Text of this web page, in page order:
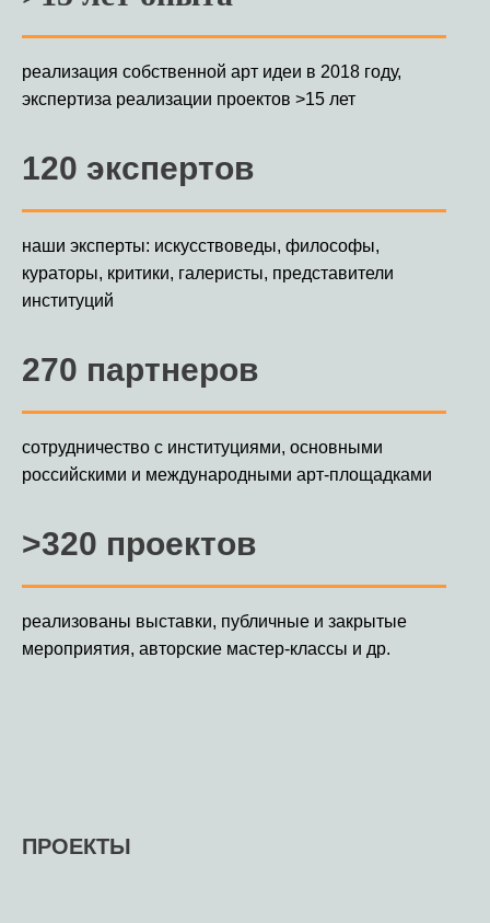
реализация собственной арт идеи в 2018 году,
экспертиза реализации проектов >15 лет
120 экспертов
наши эксперты: искусствоведы, философы,
кураторы, критики, галеристы, представители
институций
270 партнеров
сотрудничество с институциями, основными
российскими и международными арт-площадками
>320 проектов
реализованы выставки, публичные и закрытые
мероприятия, авторские мастер-классы и др.
ПРОЕКТЫ